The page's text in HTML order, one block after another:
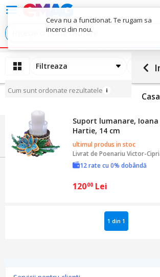
Ceva nu a functionat. Te rugam sa
incerci din nou.
Filtreaza
Cum sunt ordonate rezultatele
Suport lumanare,
Hartie, 14 cm
ultimul produs in stoc
Livrat dePoenariu Victor-
12 rate cu 0% dobândă
12000 Lei
1 din 1